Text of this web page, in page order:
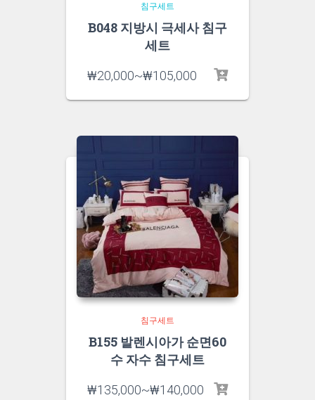
침구세트
B048 지방시 극세사 침구
세트
₩20,000~₩105,000
침구세트
B155 발렌시아가 순면60
수 자수 침구세트
₩135,000~₩140,000